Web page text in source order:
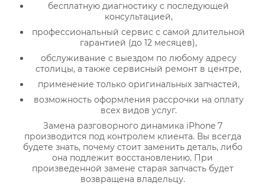
бесплатную диагностику с последующей
консультацией,
профессиональный сервис с самой длительной
гарантией (до 12 месяцев),
обслуживание с выездом по любому адресу
столицы, а также сервисный ремонт в центре,
применение только оригинальных запчастей,
возможность оформления рассрочки на оплату
всех видов услуг.
Замена разговорного динамика iPhone 7
производится под контролем клиента. Вы всегда
будете знать, почему стоит заменить деталь, либо
она подлежит восстановлению. При
произведенной замене старая запчасть будет
возвращена владельцу.